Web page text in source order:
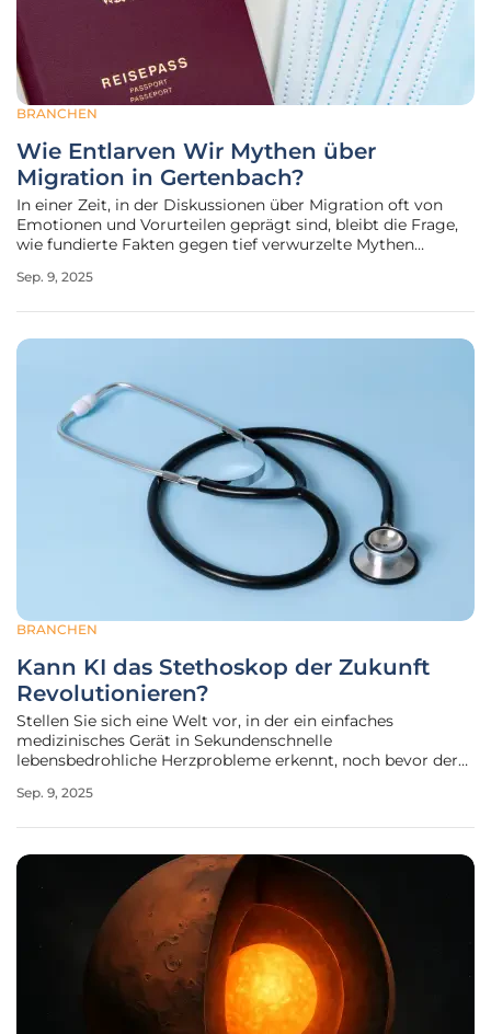
BRANCHEN
Wie Entlarven Wir Mythen über
Migration in Gertenbach?
In einer Zeit, in der Diskussionen über Migration oft von
Emotionen und Vorurteilen geprägt sind, bleibt die Frage,
wie fundierte Fakten gegen tief verwurzelte Mythen
kürzlich im Dorfgemeinschaftshaus einer kleinen
Sep. 9, 2025
BRANCHEN
Kann KI das Stethoskop der Zukunft
Revolutionieren?
Stellen Sie sich eine Welt vor, in der ein einfaches
medizinisches Gerät in Sekundenschnelle
lebensbedrohliche Herzprobleme erkennt, noch bevor der
Künstliche Intelligenz (KI) die traditionelle Diagnostik auf
Sep. 9, 2025